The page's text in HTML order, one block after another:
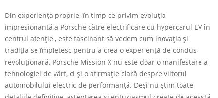
Din experiența proprie, în timp ce privim evoluția
impresionantă a Porsche către electrificare cu hypercarul EV în
centrul atenției, este fascinant să vedem cum inovația și
tradiția se împletesc pentru a crea o experiență de condus
revoluționară. Porsche Mission X nu este doar o manifestare a
tehnologiei de vârf, ci și o afirmație clară despre viitorul
automobilului electric de performanță. Deși nu știm toate